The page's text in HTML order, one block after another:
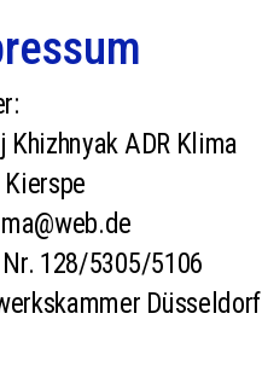
Khizhnyak ADR Klima
128/5305/5106
Düsseldorf